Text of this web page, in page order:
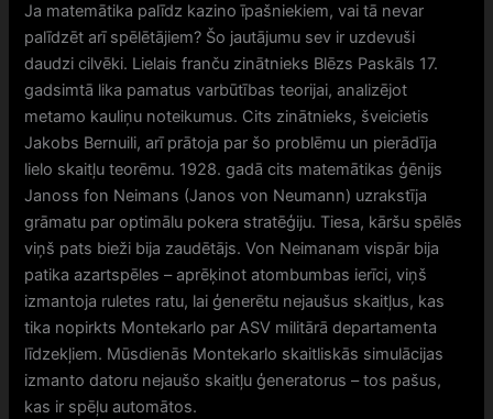
Ja matemātika palīdz kazino īpašniekiem, vai tā nevar
palīdzēt arī spēlētājiem? Šo jautājumu sev ir uzdevuši
daudzi cilvēki. Lielais franču zinātnieks Blēzs Paskāls 17.
gadsimtā lika pamatus varbūtības teorijai, analizējot
metamo kauliņu noteikumus. Cits zinātnieks, šveicietis
Jakobs Bernuili, arī prātoja par šo problēmu un pierādīja
lielo skaitļu teorēmu. 1928. gadā cits matemātikas ģēnijs
Janoss fon Neimans (Janos von Neumann) uzrakstīja
grāmatu par optimālu pokera stratēģiju. Tiesa, kāršu spēlēs
viņš pats bieži bija zaudētājs. Von Neimanam vispār bija
patika azartspēles – aprēķinot atombumbas ierīci, viņš
izmantoja ruletes ratu, lai ģenerētu nejaušus skaitļus, kas
tika nopirkts Montekarlo par ASV militārā departamenta
līdzekļiem. Mūsdienās Montekarlo skaitliskās simulācijas
izmanto datoru nejaušo skaitļu ģeneratorus – tos pašus,
kas ir spēļu automātos.